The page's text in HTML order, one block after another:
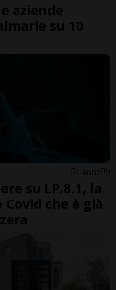
aziende
su 10
1 anno 9
su LP.8.1, la
che è già